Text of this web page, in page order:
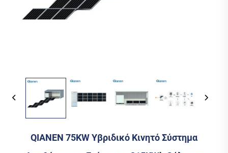
QIANEN 75KW Υβριδικό Κινητό Σύστημα